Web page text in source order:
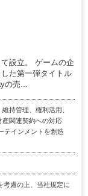
設立。 ゲームの企
た第一弾タイトル
の売...
持管理、権利活用、
産関連契約への対応
テインメントを創造
慮の上、当社規定に